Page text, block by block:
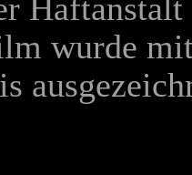
wurde